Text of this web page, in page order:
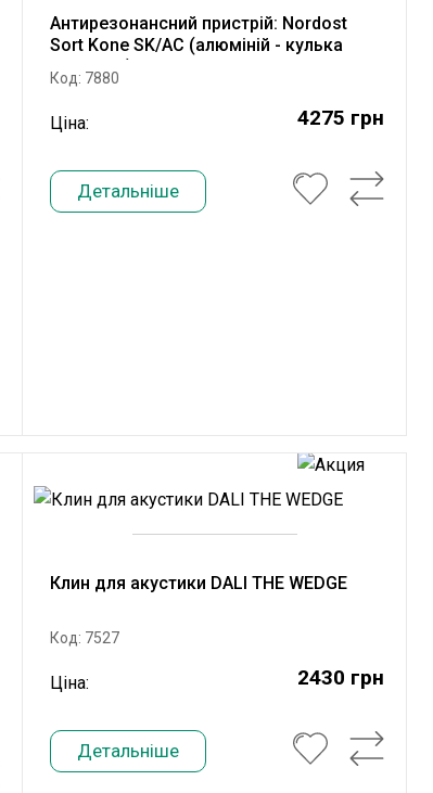
Антирезонансний пристрій: Nordost
Sort Kone SK/AC (алюміній - кулька
кераміка)
Код: 7880
Ціна: 4275 грн
Детальніше
Клин для акустики DALI THE WEDGE
Код: 7527
Ціна: 2430 грн
Детальніше